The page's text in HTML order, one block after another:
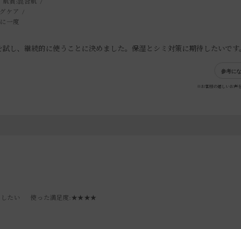
ケア
一度
し、継続的に使うことに決めました。保湿とシミ対策に期待したいです。
参考に
※お客様の嬉しいお声
たい 使った満足度:★★★★